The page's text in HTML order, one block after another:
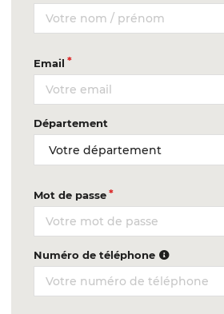
Email
Département
Mot de passe
Numéro de téléphone